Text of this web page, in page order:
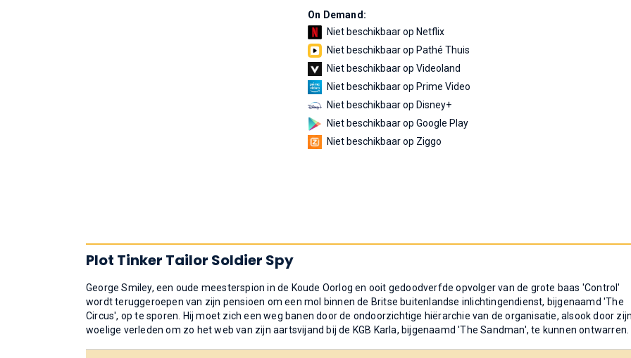
On Demand:
Niet beschikbaar op Netflix
Niet beschikbaar op Pathé Thuis
Niet beschikbaar op Videoland
Niet beschikbaar op Prime Video
Niet beschikbaar op Disney+
Niet beschikbaar op Google Play
Niet beschikbaar op Ziggo
Plot Tinker Tailor Soldier Spy
George Smiley, een oude meesterspion in de Koude Oorlog en ooit gedoodverfde opvolger van de grote baas 'Control'
wordt teruggeroepen van zijn pensioen om een mol binnen de Britse buitenlandse inlichtingendienst, bijgenaamd 'The
Circus', op te sporen. Hij moet zich een weg banen door de ondoorzichtige hiërarchie van de organisatie, alsook door
woelige verleden om zo het web van zijn aartsvijand bij de KGB Karla, bijgenaamd 'The Sandman', te kunnen ontwarren.